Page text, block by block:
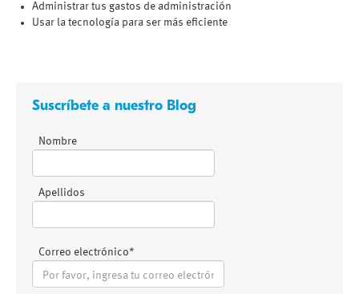
Administrar tus gastos de administración
Usar la tecnología para ser más eficiente
Suscríbete a nuestro Blog
Nombre
Apellidos
Correo electrónico*